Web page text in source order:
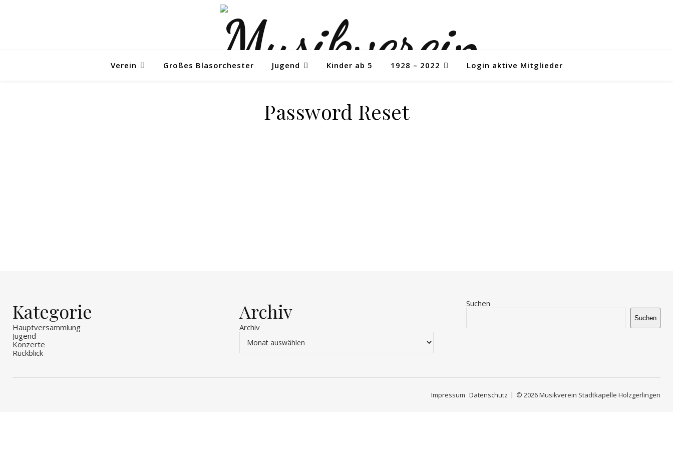
Verein Großes Blasorchester Jugend Kinder ab 5 1928 – 2022 Login aktive Mitglieder
Password Reset
Kategorie
Hauptversammlung
Jugend
Konzerte
Rückblick
Archiv
Archiv
Suchen
Suchen
© 2026 Musikverein Stadtkapelle Holzgerlingen
Impressum Datenschutz